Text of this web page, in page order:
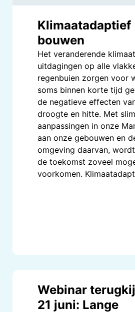
Klimaatadaptief
bouwen
Het veranderende
uitdagingen op alle
regenbuien zorgen voor
soms binnen korte tijd
de negatieve effecten
droogte en hitte. Met
aanpassingen in onze
aan onze gebouwen en
omgeving daarvan,
de toekomst zoveel
voorkomen.
Webinar
21 juni: Lange